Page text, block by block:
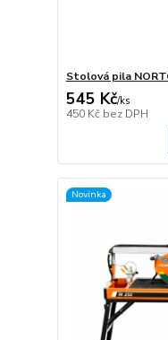
Stolová pila
545 Kč/ks
450 Kč bez DPH
Novinka